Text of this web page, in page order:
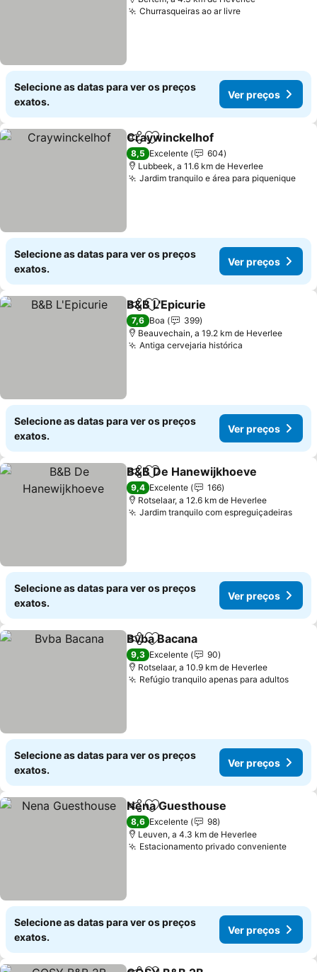
Churrasqueiras ao ar livreVer preços
Selecione as datas para ver os preços
exatos.
Ver preços
PartilharAdicionar aos favoritos
Craywinckelhof
8,5 Excelente
604
Lubbeek, a 11.6 km de Heverlee
Jardim tranquilo e área para piqueniqueVer
Selecione as datas para ver os preços
exatos.
Ver preços
PartilharAdicionar aos favoritos
B&B L'Epicurie
7,6 Boa
399
Beauvechain, a 19.2 km de Heverlee
Antiga cervejaria histórica
Selecione as datas para ver os preços
exatos.
Ver preços
PartilharAdicionar aos favoritos
B&B De Hanewijkhoeve
9,4 Excelente
166
Rotselaar, a 12.6 km de Heverlee
Jardim tranquilo com espreguiçadeirasVer
Selecione as datas para ver os preços
exatos.
Ver preços
PartilharAdicionar aos favoritos
Bvba Bacana
9,3 Excelente
90
Rotselaar, a 10.9 km de Heverlee
Refúgio tranquilo apenas para adultosVer
Selecione as datas para ver os preços
exatos.
Ver preços
PartilharAdicionar aos favoritos
Nena Guesthouse
8,6 Excelente
98
Leuven, a 4.3 km de Heverlee
Estacionamento privado convenienteVer
Selecione as datas para ver os preços
exatos.
Ver preços